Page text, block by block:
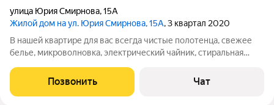
улица Юрия Смирнова,15А
Жилой дом на ул. Юрия Смирнова, 15А, 3 квартал 2020
В нашей квартире для вас всегда чистые полотенца, свежее
белье, микроволновка, электрический чайник, стиральная
и все необходимое! - Душевая, унитаз, раковина
дезинфицируется после каждого
Позвонить Чат